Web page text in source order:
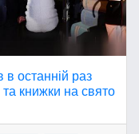
останній раз
та книжки на свято